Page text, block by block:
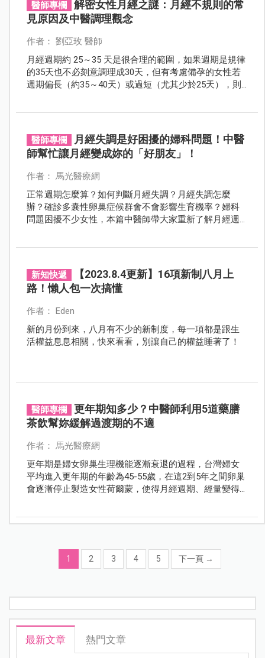
醫師專欄
解密女性月經之謎：月經不規則的常
見原因及中醫調理觀念
作者： 劉亞玫 醫師
月經週期約 25～35 天是很合理的範圍，如果週期是規律
的35天也不必刻意調理成30天，但有考慮備孕的女性若
週期偏長（約35～40天）或過短（尤其少於25天），則
醫師專欄
月經失調是好困擾的婦科問題！中醫
師幫忙讓月經變成妳的「好朋友」！
作者： 馬光醫療網
正常週期怎麼算？如何判斷月經失調？月經失調怎麼
辦？確診多囊性卵巢症候群會不會影響生育機率？婦科
問題困擾不少女性，本篇中醫師帶大家重新了解月經週
新知快遞
【2023.8.4更新】16項新制八月上
路！懶人包一次搞懂
作者： Eden
新的月份到來，八月有不少的新制度，每一項都是跟生
活權益息息相關，快來看看，別讓自己的權益睡著了！
醫師專欄
更年期知多少？中醫師利用5道藥膳
茶飲幫妳緩解過渡期的不適
作者： 馬光醫療網
更年期是婦女卵巢生理機能逐漸衰退的過程，台灣婦女
平均進入更年期的年齡為45-55歲，在這2到5年之間卵巢
會逐漸停止製造女性荷爾蒙，使得月經週期、經量變得
1 2 3 4 5 下一頁 →
最新文章 熱門文章